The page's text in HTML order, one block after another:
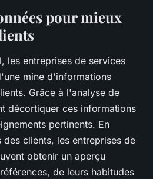
pour mieux
les entreprises de services
mine d'informations
Grâce à l'analyse de
décortiquer ces informations
pertinents. En
des clients, les entreprises de
obtenir un aperçu
de leurs habitudes